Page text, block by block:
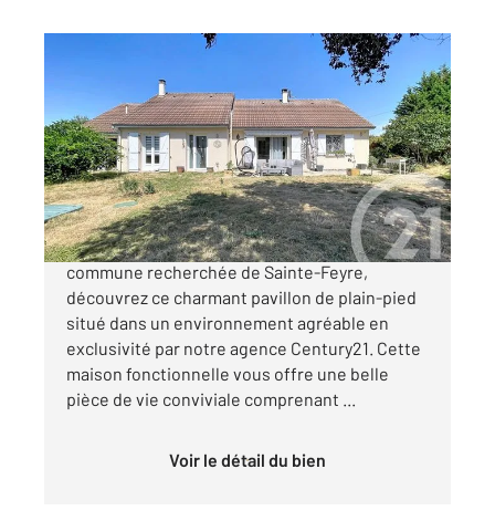
, 5 pièces
Ref : 3952
Maison à vendre
185 000 €
À proximité immédiate de GUÉRET, sur la
commune recherchée de Sainte-Feyre,
découvrez ce charmant pavillon de plain-pied
situé dans un environnement agréable en
exclusivité par notre agence Century21. Cette
maison fonctionnelle vous offre une belle
pièce de vie conviviale comprenant ...
Voir le détail du bien